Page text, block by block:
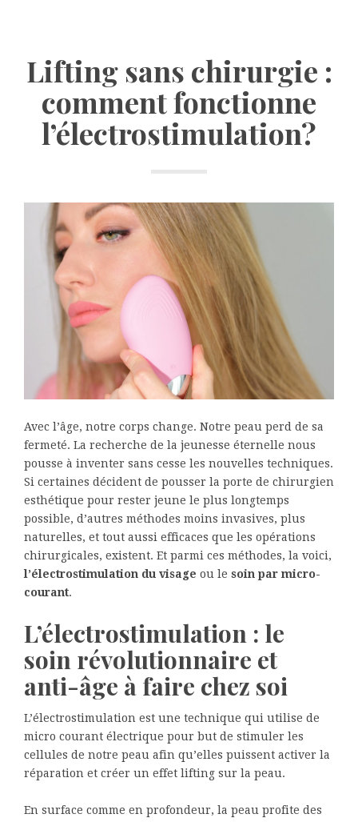
Lifting sans chirurgie :
comment fonctionne
l’électrostimulation?
Avec l’âge, notre corps change. Notre peau perd de sa
fermeté. La recherche de la jeunesse éternelle nous
pousse à inventer sans cesse les nouvelles techniques.
Si certaines décident de pousser la porte de chirurgien
esthétique pour rester jeune le plus longtemps
possible, d’autres méthodes moins invasives, plus
naturelles, et tout aussi efficaces que les opérations
chirurgicales, existent. Et parmi ces méthodes, la voici,
l’électrostimulation du visage ou le soin par micro-
courant.
L’électrostimulation : le
soin révolutionnaire et
anti-âge à faire chez soi
L’électrostimulation est une technique qui utilise de
micro courant électrique pour but de stimuler les
cellules de notre peau afin qu’elles puissent activer la
réparation et créer un effet lifting sur la peau.
En surface comme en profondeur, la peau profite des